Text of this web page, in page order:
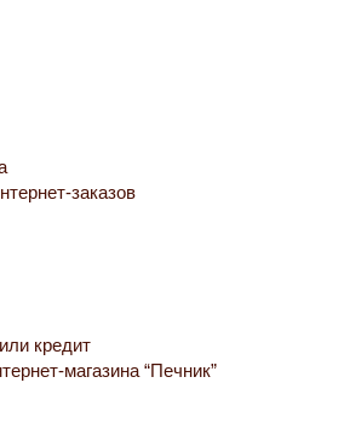
заказов
кредит
магазина “Печник”